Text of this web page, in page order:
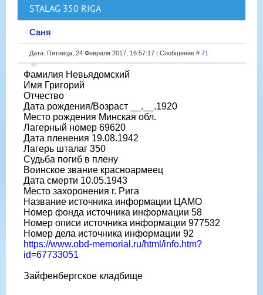
STALAG 350 RIGA
Саня
Дата: Пятница, 24 Февраля 2017, 16:57:17 | Сообщение # 71
Фамилия Невьядомский
Имя Григорий
Отчество
Дата рождения/Возраст __.__.1920
Место рождения Минская обл.
Лагерный номер 69620
Дата пленения 19.08.1942
Лагерь шталаг 350
Судьба погиб в плену
Воинское звание красноармеец
Дата смерти 10.05.1943
Место захоронения г. Рига
Название источника информации ЦАМО
Номер фонда источника информации 58
Номер описи источника информации 977532
Номер дела источника информации 92
https://www.obd-memorial.ru/html/info.htm?
id=67733051
Зайфенбергское кладбище